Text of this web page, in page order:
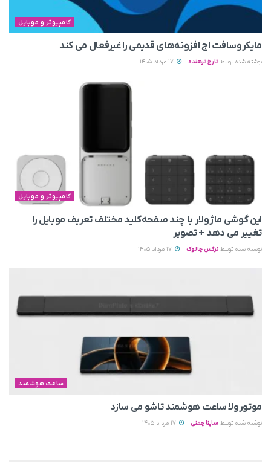
کامپیوتر و موبایل
مایکروسافت اج افزونه‌های قدیمی را غیرفعال می‌ کند
نوشته شده توسط تارخ ترهنده
کامپیوتر و موبایل
این گوشی ماژولار با چند صفحه‌کلید مختلف تعریف موبایل را
تغییر می‌ دهد + تصویر
نوشته شده توسط نرگس چالوک
ساعت هوشمند
موتورولا ساعت هوشمند تاشو می‌ سازد
نوشته شده توسط ساینا چمنی